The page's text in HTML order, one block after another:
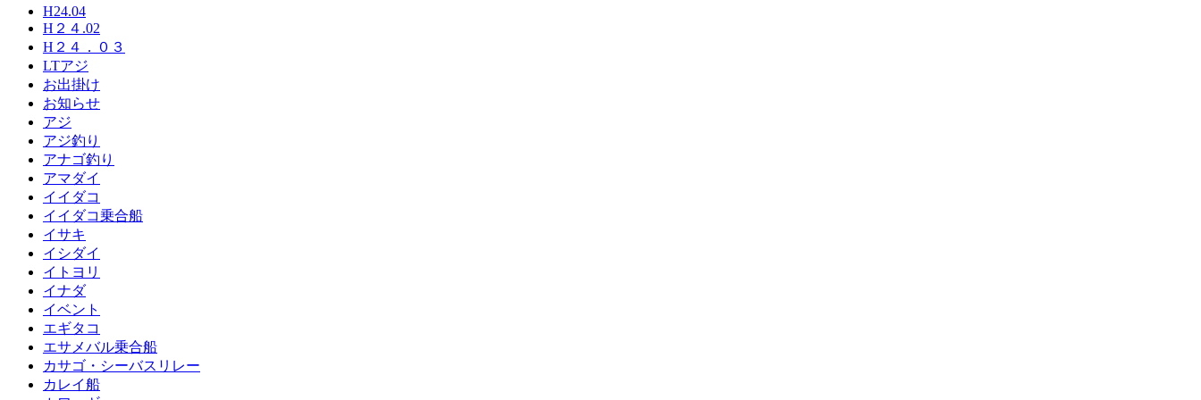
H24.04
H２４.02
H２４．０３
LTアジ
お出掛け
お知らせ
アジ
アジ釣り
アナゴ釣り
アマダイ
イイダコ
イイダコ乗合船
イサキ
イシダイ
イトヨリ
イナダ
イベント
エギタコ
エサメバル乗合船
カサゴ・シーバスリレー
カレイ船